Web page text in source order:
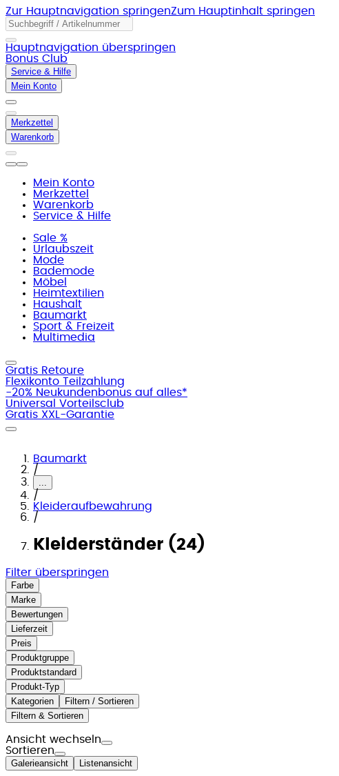
Zur Hauptnavigation springenZum Hauptinhalt springen
Hauptnavigation überspringen
Bonus Club
Service & Hilfe
Mein Konto
Merkzettel
Warenkorb
Mein Konto
Merkzettel
Warenkorb
Service & Hilfe
Sale %
Urlaubszeit
Mode
Bademode
Möbel
Heimtextilien
Haushalt
Baumarkt
Sport & Freizeit
Multimedia
Gratis Retoure
Flexikonto Teilzahlung
-20% Neukundenbonus auf alles*
Universal Vorteilsclub
Gratis XXL-Garantie
Baumarkt
/
...
/
Kleideraufbewahrung
/
Kleiderständer (24)
Filter überspringen
Farbe
Marke
Bewertungen
Lieferzeit
Preis
Produktgruppe
Produktstandard
Produkt-Typ
Kategorien
Filtern / Sortieren
Filtern & Sortieren
Ansicht wechseln
Sortieren
Galerieansicht Listenansicht